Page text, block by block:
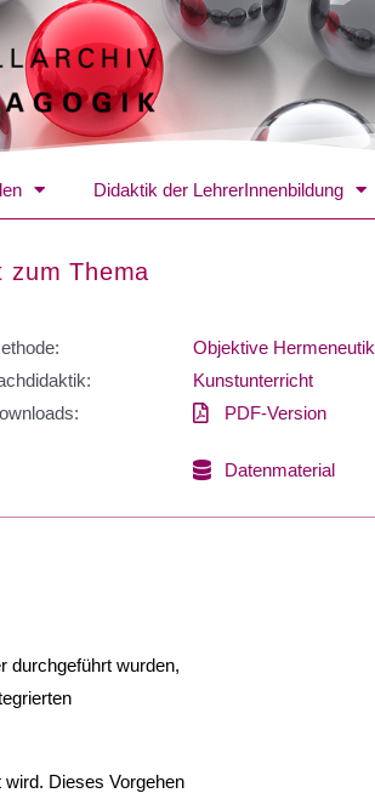
Didaktik der LehrerInnenbildung
zum Thema
Objektive Hermeneutik
Kunstunterricht
PDF-Version
Datenmaterial
durchgeführt wurden,
Dieses Vorgehen